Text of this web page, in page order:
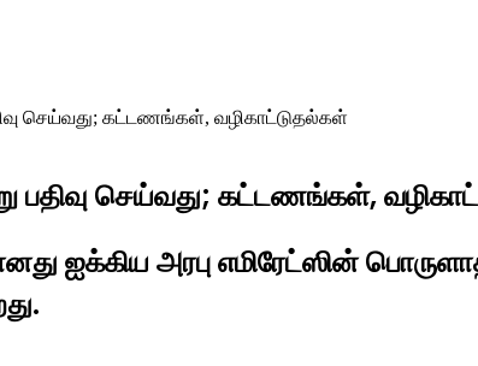
செய்வது; கட்டணங்கள், வழிகாட்டுதல்கள்
செய்வது; கட்டணங்கள்,
ஐக்கிய அரபு எமிரேட்ஸின்